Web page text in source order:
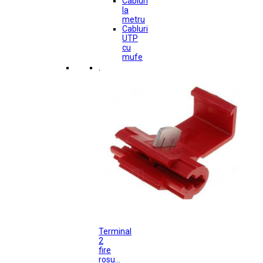
la
metru
Cabluri
UTP
cu
mufe
.
Terminal
2
fire
rosu...